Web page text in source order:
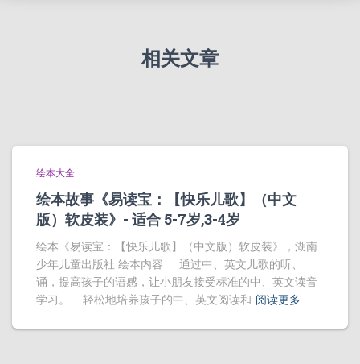
相关文章
绘本大全
绘本故事《易读宝：【快乐儿歌】（中文
版）软皮装》- 适合 5-7岁,3-4岁
绘本《易读宝：【快乐儿歌】（中文版）软皮装》，湖南
少年儿童出版社 绘本内容 通过中、英文儿歌的听、
诵，提高孩子的语感，让小朋友接受标准的中、英文读音
学习。 轻松地培养孩子的中、英文阅读和 阅读更多